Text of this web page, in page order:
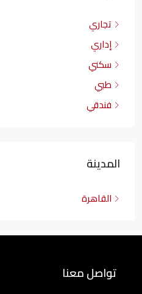
تجاري
إداري
سكني
طبي
فندقي
المدينة
القاهرة
تواصل معنا